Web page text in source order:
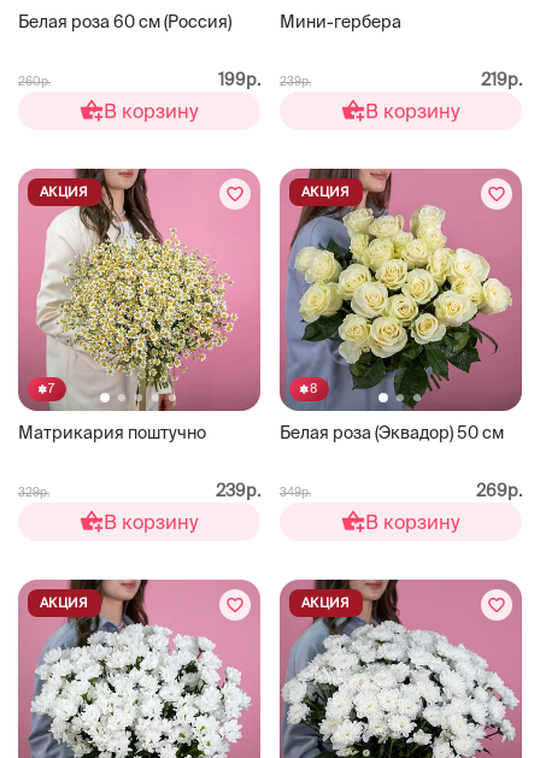
Белая роза 60 см (Россия)
260р. 199р.
В корзину
Мини-гербера
239р. 219р.
В корзину
7
Матрикария поштучно
АКЦИЯ
329р. 239р.
В корзину
8
Белая роза (Эквадор) 50 см
АКЦИЯ
349р. 269р.
В корзину
АКЦИЯ АКЦИЯ